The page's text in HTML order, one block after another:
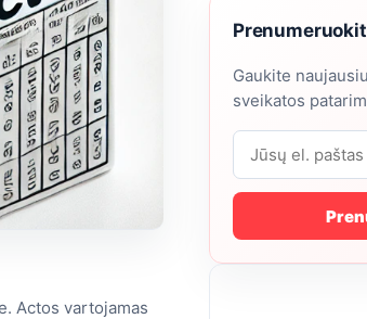
Actos vartojamas
Gaukite
sveikatos